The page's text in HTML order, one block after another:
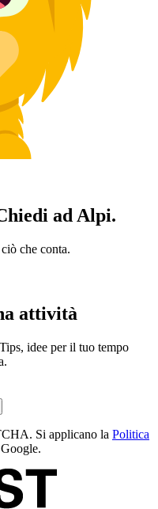
ad Alpi.
che conta.
attività
idee per il tuo tempo
Si applicano la Politica